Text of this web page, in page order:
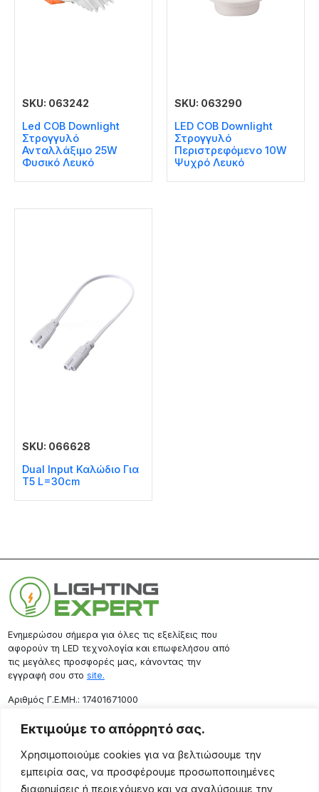
Εκτιμούμε το απόρρητό σας.
Χρησιμοποιούμε cookies για να βελτιώσουμε την
εμπειρία σας, να προσφέρουμε προσωποποιημένες
διαφημίσεις ή περιεχόμενο και να αναλύσουμε την
SKU: 063242
Led COB Downlight
Στρογγυλό
Ανταλλάξιμο 25W
Φυσικό Λευκό
SKU: 063290
LED COB Downlight
Στρογγυλό
Περιστρεφόμενο 10W
Ψυχρό Λευκό
SKU: 066628
Dual Input Καλώδιο Για
T5 L=30cm
Ενημερώσου σήμερα για όλες τις εξελίξεις που
αφορούν τη LED τεχνολογία και επωφελήσου από
τις μεγάλες προσφορές μας, κάνοντας την
εγγραφή σου στο site.
Aριθμός Γ.Ε.ΜΗ.: 17401671000
Επικοινωνία
Ρόδου 133, Αθήνα 10443
(+30) 211 725 5427
sales@lightingexpert.gr